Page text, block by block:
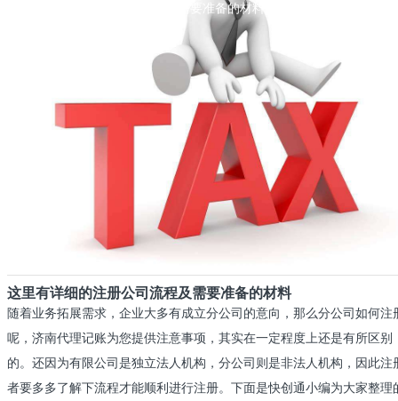
这里有详细的注册公司流程及需要准备的材料
这里有详细的注册公司流程及需要准备的材料
随着业务拓展需求，企业大多有成立分公司的意向，那么分公司如何注
呢，济南代理记账为您提供注意事项，其实在一定程度上还是有所区别
的。还因为有限公司是独立法人机构，分公司则是非法人机构，因此注
者要多多了解下流程才能顺利进行注册。下面是快创通小编为大家整理